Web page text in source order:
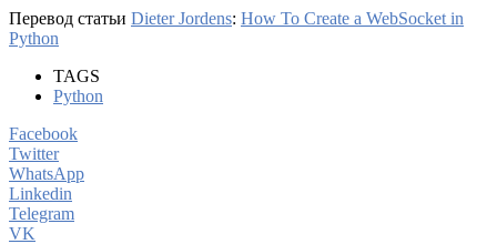
Перевод статьи Dieter Jordens: How To Create a WebSocket in
Python
TAGS
Python
Facebook
Twitter
WhatsApp
Linkedin
Telegram
VK